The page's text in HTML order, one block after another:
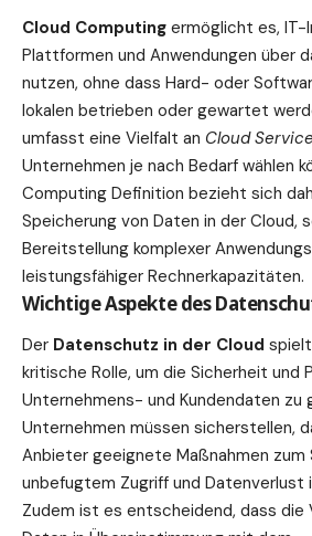
Cloud Computing ermöglicht es, IT-
Plattformen und Anwendungen über
nutzen, ohne dass Hard- oder
lokalen betrieben oder gewartet
umfasst eine Vielfalt an Cloud
Unternehmen je nach Bedarf wählen
Computing Definition bezieht sich
Speicherung von Daten in der Cloud,
Bereitstellung komplexer
leistungsfähiger Rechnerkapazitäten.
Wichtige Aspekte des
Der Datenschutz in der Cloud
kritische Rolle, um die Sicherheit und
Unternehmens- und Kundendaten zu
Unternehmen müssen sicherstellen,
Anbieter geeignete Maßnahmen zum
unbefugtem Zugriff und Datenverlust
Zudem ist es entscheidend, dass die